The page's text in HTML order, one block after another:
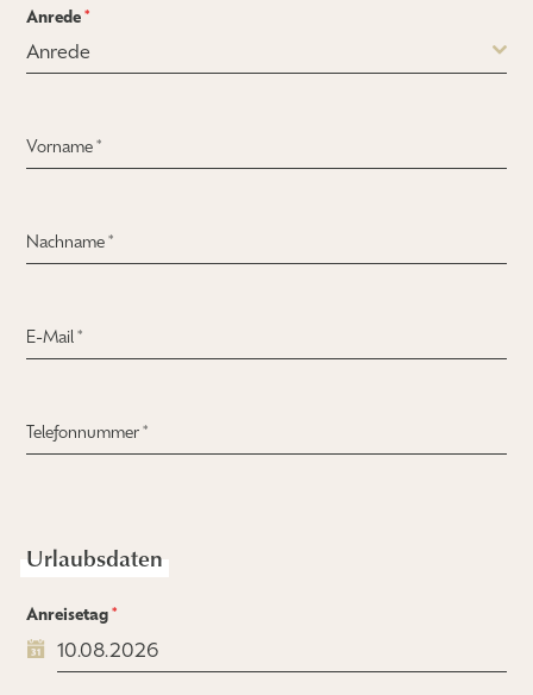
Anrede*
Anrede
Vorname*
Nachname*
E-Mail*
Telefonnummer*
Urlaubsdaten
Anreisetag*